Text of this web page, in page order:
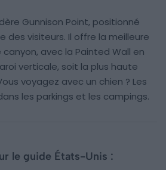
Gunnison Point, positionné
des visiteurs. Il offre la meilleure
avec la Painted Wall en
verticale, soit la plus haute
voyagez avec un chien ? Les
les parkings et les campings.
le guide États-Unis :